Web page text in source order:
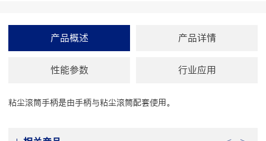
产品概述 产品详情
性能参数 行业应用
粘尘滚筒手柄是由手柄与粘尘滚筒配套使用。